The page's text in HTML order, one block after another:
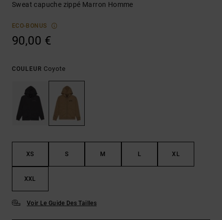
Sweat capuche zippé Marron Homme
ECO-BONUS
90,00 €
COULEUR Coyote
XS S M L XL
XXL
Voir Le Guide Des Tailles